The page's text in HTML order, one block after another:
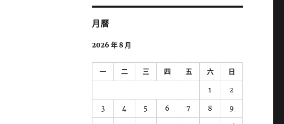
字:
月曆
2026 年 8 月
一 二 三 四 五 六 日
1 2
3 4 5 6 7 8 9